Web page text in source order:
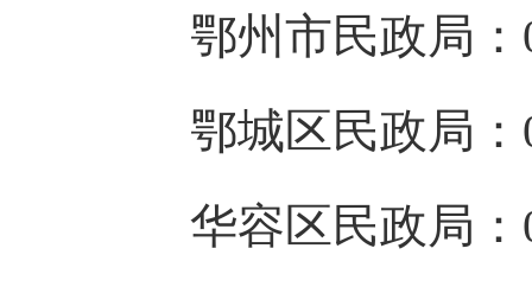
鄂州市民政局：
鄂城区民政局：
华容区民政局：